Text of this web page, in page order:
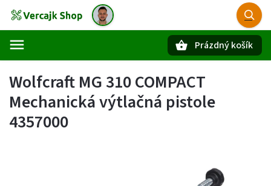
Prázdný košík
Wolfcraft MG 310 COMPACT
Mechanická výtlačná pistole
4357000